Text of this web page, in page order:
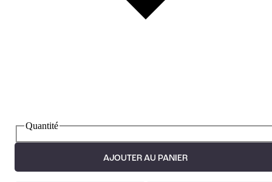
Quantité
AJOUTER AU PANIER